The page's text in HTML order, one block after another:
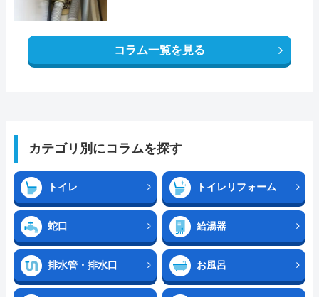
コラム一覧を見る
カテゴリ別にコラムを探す
トイレ トイレリフォーム
蛇口 給湯器
排水管・排水口 お風呂